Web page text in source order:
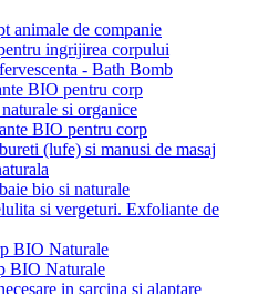
animale de companie
ingrijirea corpului
- Bath Bomb
BIO pentru corp
si organice
BIO pentru corp
(lufe) si manusi de masaj
bio si naturale
si vergeturi. Exfoliante de
BIO Naturale
BIO Naturale
in sarcina si alaptare